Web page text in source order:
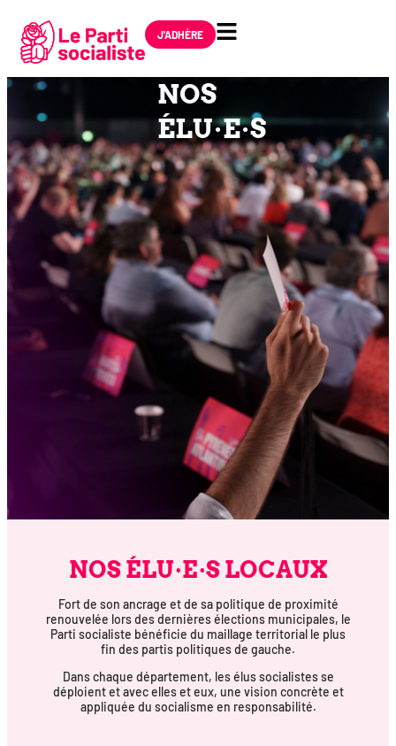
J'ADHÈRE
NOS
ÉLU·E·S
NOS ÉLU·E·S LOCAUX
Fort de son ancrage et de sa poli­tique de proxi­mi­té
renou­ve­lée lors des der­nières élec­tions muni­ci­pales, le
Parti socia­liste béné­fi­cie du maillage ter­ri­to­rial le plus
fin des par­tis poli­tiques de gauche.
Dans chaque dépar­te­ment, les élus socia­listes se
déploient et avec elles et eux, une vision concrète et
appli­quée du socia­lisme en responsabilité.